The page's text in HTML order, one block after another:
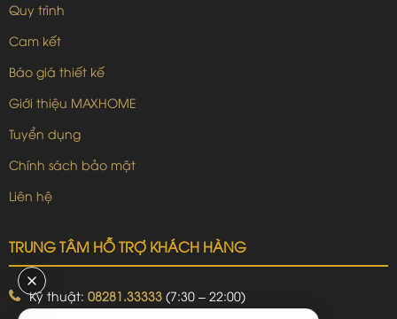
Quy trình
Cam kết
Báo giá thiết kế
Giới thiệu MAXHOME
Tuyển dụng
Chính sách bảo mật
Liên hệ
TRUNG TÂM HỖ TRỢ KHÁCH HÀNG
Kỹ thuật: 08281.33333 (7:30 – 22:00)